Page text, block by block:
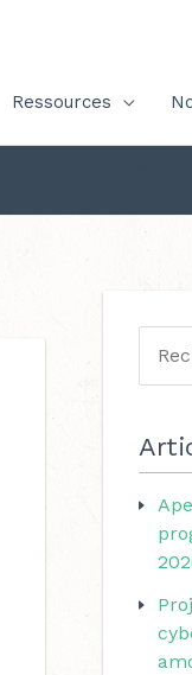
Ressources
c
h
e
t
g
o
e